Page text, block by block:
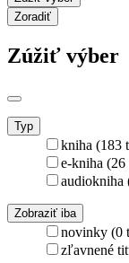
Zoradiť
Zúžiť výber
Typ
kniha (183
e-kniha
audiokniha
Zobraziť iba
novinky (0
zľavnené